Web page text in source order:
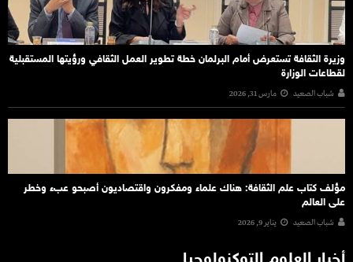
وزيرة الثقافة تستعرض أمام البرلمان خطة تطوير العمل الثقافي ورؤيتها المستقبلية
لقطاعات الوزارة
شباب الصعيد مارس 31, 2026
مؤلف كتاب علم الثقافة: هناك علماء ومفكرون واقتصاديون أصبحو عبء وخطر
على العالم
شباب الصعيد يناير 9, 2026